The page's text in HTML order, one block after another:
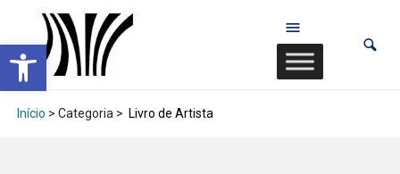
Abrir a barra de ferramentas
Início > Categoria > Livro de Artista